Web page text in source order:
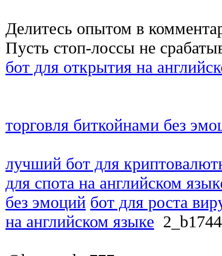
Делитесь опытом в
Пусть стоп-лоссы не
бот для открытия на
торговля биткойнами без
лучший бот для
для спота на английском
без эмоций бот для роста
на английском языке